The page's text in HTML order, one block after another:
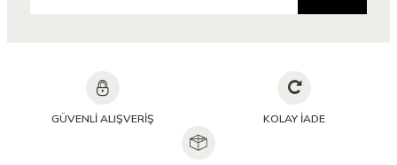
GÜVENLİ ALIŞVERİŞ KOLAY İADE